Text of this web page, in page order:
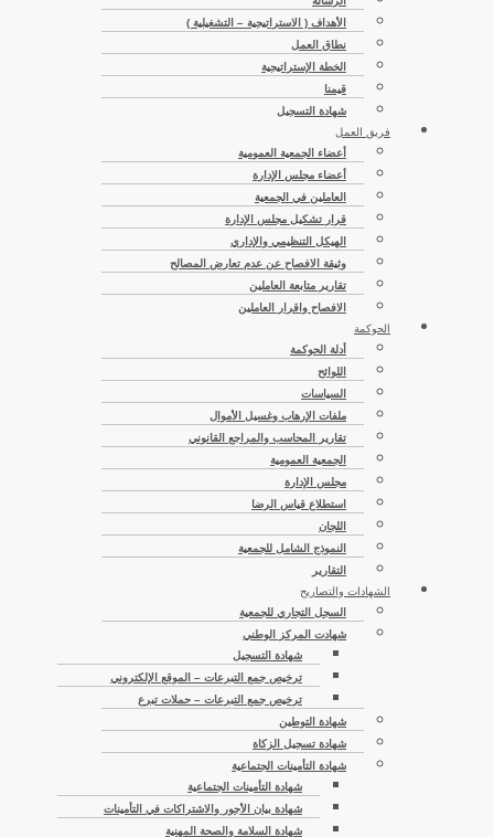
الأهداف ( الاستراتيجية – التشغيلية )
نطاق العمل
الخطة الإستراتيجية
قيمنا
شهادة التسجيل
فريق العمل
أعضاء الجمعية العمومية
أعضاء مجلس الإدارة
العاملين في الجمعية
قرار تشكيل مجلس الإدارة
الهيكل التنظيمي والإداري
وثيقة الافصاح عن عدم تعارض المصالح
تقارير متابعة العاملين
الافصاح واقرار العاملين
الحوكمة
أدلة الحوكمة
اللوائح
السياسات
ملفات الإرهاب وغسيل الأموال
تقارير المحاسب والمراجع القانوني
الجمعية العمومية
مجلس الإدارة
استطلاع قياس الرضا
اللجان
النموذج الشامل للجمعية
التقارير
الشهادات والتصاريح
السجل التجاري للجمعية
شهادت المركز الوطني
شهادة التسجيل
ترخيص جمع التبرعات – الموقع الإلكتروني
ترخيص جمع التبرعات – حملات تبرع
شهادة التوطين
شهادة تسجيل الزكاة
شهادة التأمينات الجتماعية
شهادة التأمينات الجتماعية
شهادة بيان الأجور والاشتراكات في التأمينات
شهادة السلامة والصحة المهنية